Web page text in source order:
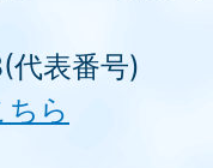
表番号)
ら